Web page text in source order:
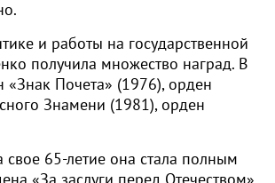
и работы на государственной
получила множество наград. В
«Знак Почета» (1976), орден
Знамени (1981), орден
свое 65-летие она стала полным